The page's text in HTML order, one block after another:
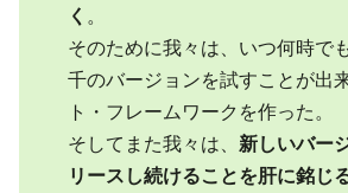
く 。
そのために我々は、いつ何時で
千のバージョンを試すことが出
ト・フレームワークを作った。
そしてまた我々は、 新しいバー
リースし続けることを肝に銘じ